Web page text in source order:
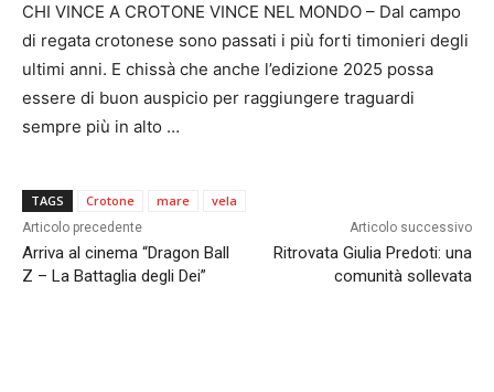
CHI VINCE A CROTONE VINCE NEL MONDO – Dal campo
di regata crotonese sono passati i più forti timonieri degli
ultimi anni. E chissà che anche l’edizione 2025 possa
essere di buon auspicio per raggiungere traguardi
sempre più in alto …
TAGS Crotone mare vela
Articolo precedente
Arriva al cinema “Dragon Ball
Z – La Battaglia degli Dei”
Articolo successivo
Ritrovata Giulia Predoti: una
comunità sollevata